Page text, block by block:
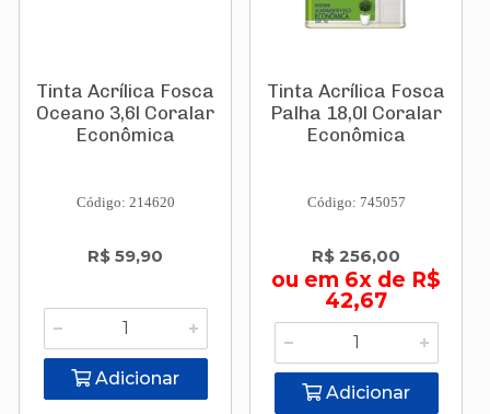
Tinta Acrílica Fosca
Oceano 3,6l Coralar
Econômica
Código: 214620
R$ 59,90
Adicionar
Tinta Acrílica Fosca
Palha 18,0l Coralar
Econômica
Código: 745057
R$ 256,00
ou em 6x de R$
42,67
Adicionar